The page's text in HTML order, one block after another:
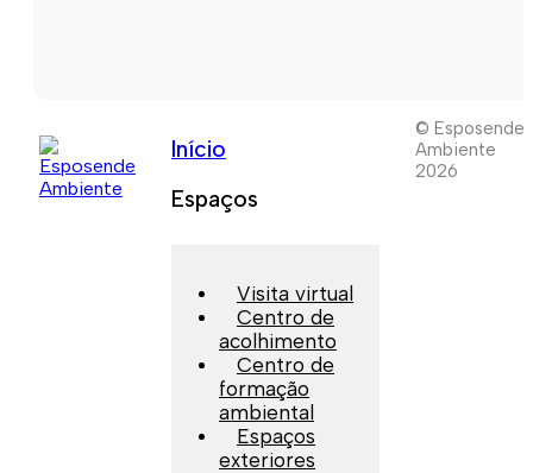
Início
Espaços
Visita virtual
Centro de
acolhimento
Centro de
formação
ambiental
Espaços
exteriores
© Esposende
Ambiente
2026